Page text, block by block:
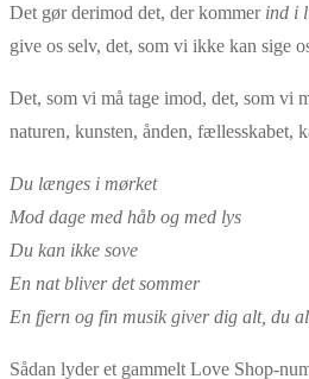
Det gør derimod det, der kommer ind i
give os selv, det, som vi ikke kan sige
Det, som vi må tage imod, det, som vi
naturen, kunsten, ånden, fællesskabet,
Du længes i mørket
Mod dage med håb og med lys
Du kan ikke sove
En nat bliver det sommer
En fjern og fin musik giver dig alt, du
Sådan lyder et gammelt Love Shop-